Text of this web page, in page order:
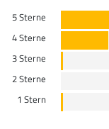
5 Sterne
4 Sterne
3 Sterne
2 Sterne
1 Stern